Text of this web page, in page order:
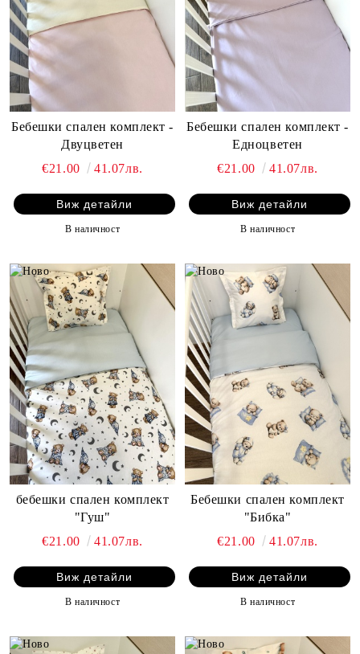
Бебешки спален комплект -
Двуцветен
€21.00
41.07лв.
Виж детайли
В наличност
Бебешки спален комплект -
Едноцветен
€21.00
41.07лв.
Виж детайли
В наличност
бебешки спален комплект
"Гуш"
€21.00
41.07лв.
Виж детайли
В наличност
Бебешки спален комплект
"Бибка"
€21.00
41.07лв.
Виж детайли
В наличност